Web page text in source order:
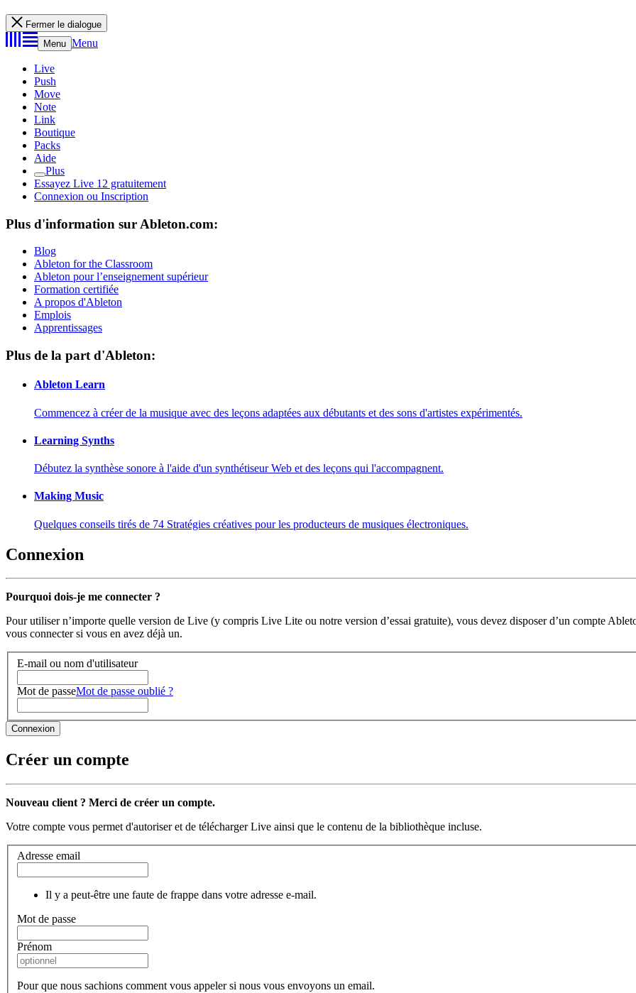
Fermer le dialogue
Menu Menu
Live
Push
Move
Note
Link
Boutique
Packs
Aide
Plus
Essayez Live 12 gratuitement
Connexion ou Inscription
Plus d'information sur Ableton.com:
Blog
Ableton for the Classroom
Ableton pour l’enseignement supérieur
Formation certifiée
A propos d'Ableton
Emplois
Apprentissages
Plus de la part d'Ableton:
Ableton Learn
Commencez à créer de la musique avec des leçons adaptées aux débutants et des sons d'artistes expérimentés.
Learning Synths
Débutez la synthèse sonore à l'aide d'un synthétiseur Web et des leçons qui l'accompagnent.
Making Music
Quelques conseils tirés de 74 Stratégies créatives pour les producteurs de musiques électroniques.
Connexion
Pourquoi dois-je me connecter ?
Pour utiliser n’importe quelle version de Live (y compris Live Lite ou notre version d’essai gratuite), vous devez disposer d’un compte
vous connecter si vous en avez déjà un.
E-mail ou nom d'utilisateur
Mot de passeMot de passe oublié ?
Créer un compte
Nouveau client ? Merci de créer un compte.
Votre compte vous permet d'autoriser et de télécharger Live ainsi que le contenu de la bibliothèque incluse.
Adresse email
Il y a peut-être une faute de frappe dans votre adresse e-mail.
Mot de passe
Prénom
Pour que nous sachions comment vous appeler si nous vous envoyons un email.